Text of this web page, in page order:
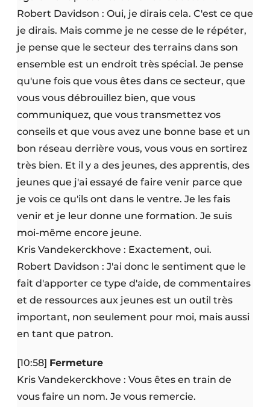
Robert Davidson : Oui, je dirais cela. C'est ce que
je dirais. Mais comme je ne cesse de le répéter,
je pense que le secteur des terrains dans son
ensemble est un endroit très spécial. Je pense
qu'une fois que vous êtes dans ce secteur, que
vous vous débrouillez bien, que vous
communiquez, que vous transmettez vos
conseils et que vous avez une bonne base et un
bon réseau derrière vous, vous vous en sortirez
très bien. Et il y a des jeunes, des apprentis, des
jeunes que j'ai essayé de faire venir parce que
je vois ce qu'ils ont dans le ventre. Je les fais
venir et je leur donne une formation. Je suis
moi-même encore jeune.
Kris Vandekerckhove : Exactement, oui.
Robert Davidson : J'ai donc le sentiment que le
fait d'apporter ce type d'aide, de commentaires
et de ressources aux jeunes est un outil très
important, non seulement pour moi, mais aussi
en tant que patron.
[10:58] Fermeture
Kris Vandekerckhove : Vous êtes en train de
vous faire un nom. Je vous remercie.